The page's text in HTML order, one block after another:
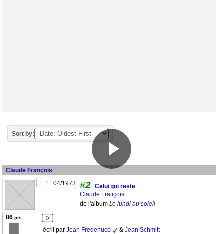
Sort by:
Claude François
1. 04/1973 #2 Celui qui reste
Claude François
de l'album Le lundi au soleil
86 pts
écrit par Jean Fredenucci & Jean Schmitt